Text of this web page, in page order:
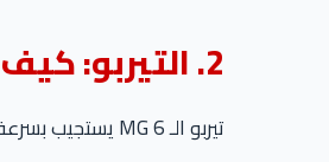
2. التيربو: كيف لا تحرقه؟
تيربو الـ MG 6 يستجيب بسرعة (Low Lag)، لكنه يسخن بشدة.